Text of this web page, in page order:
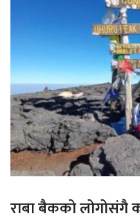
राबा बैकको लोगोसंगै